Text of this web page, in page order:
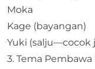
Moka
Kage (bayangan)
Yuki (salju—cocok
3. Tema